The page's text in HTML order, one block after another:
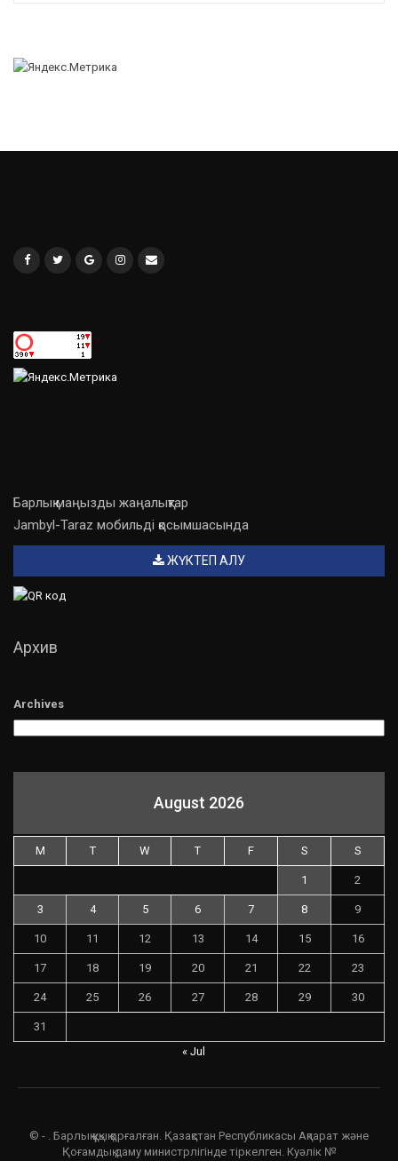
Барлық маңызды жаңалықтар
Jambyl-Taraz мобильді қосымшасында
ЖҮКТЕП АЛУ
Архив
Archives
August 2026
M T W T F S S
1 2
3 4 5 6 7 8 9
10 11 12 13 14 15 16
17 18 19 20 21 22 23
24 25 26 27 28 29 30
31
« Jul
© - . Барлық құқық қорғалған. Қазақстан Республикасы Ақпарат және
Қоғамдық даму министрлігінде тіркелген. Куәлік №